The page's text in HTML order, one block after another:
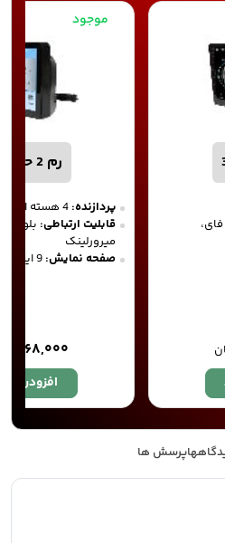
موجود
رم 2 حافظه 32
پردازنده: 4 هسته ای
قابلیت ارتباطی:
میرورلینک
صفحه نمایش: 9 اینچی IPS
۱۲,۹۶۸,۰۰۰
افزودن
پرسش ها